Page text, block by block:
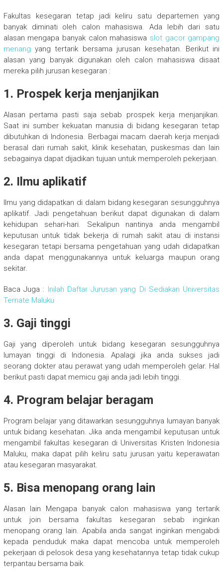
Fakultas kesegaran tetap jadi keliru satu departemen yang
banyak diminati oleh calon mahasiswa. Ada lebih dari satu
alasan mengapa banyak calon mahasiswa slot gacor gampang
menang yang tertarik bersama jurusan kesehatan. Berikut ini
alasan yang banyak digunakan oleh calon mahasiswa disaat
mereka pilih jurusan kesegaran :
1. Prospek kerja menjanjikan
Alasan pertama pasti saja sebab prospek kerja menjanjikan.
Saat ini sumber kekuatan manusia di bidang kesegaran tetap
dibutuhkan di Indonesia. Berbagai macam daerah kerja menjadi
berasal dari rumah sakit, klinik kesehatan, puskesmas dan lain
sebagainya dapat dijadikan tujuan untuk memperoleh pekerjaan.
2. Ilmu aplikatif
Ilmu yang didapatkan di dalam bidang kesegaran sesungguhnya
aplikatif. Jadi pengetahuan berikut dapat digunakan di dalam
kehidupan sehari-hari. Sekalipun nantinya anda mengambil
keputusan untuk tidak bekerja di rumah sakit atau di instansi
kesegaran tetapi bersama pengetahuan yang udah didapatkan
anda dapat menggunakannya untuk keluarga maupun orang
sekitar.
Baca Juga : Inilah Daftar Jurusan yang Di Sediakan Universitas
Ternate Maluku
3. Gaji tinggi
Gaji yang diperoleh untuk bidang kesegaran sesungguhnya
lumayan tinggi di Indonesia. Apalagi jika anda sukses jadi
seorang dokter atau perawat yang udah memperoleh gelar. Hal
berikut pasti dapat memicu gaji anda jadi lebih tinggi.
4. Program belajar beragam
Program belajar yang ditawarkan sesungguhnya lumayan banyak
untuk bidang kesehatan. Jika anda mengambil keputusan untuk
mengambil fakultas kesegaran di Universitas Kristen Indonesia
Maluku, maka dapat pilih keliru satu jurusan yaitu keperawatan
atau kesegaran masyarakat.
5. Bisa menopang orang lain
Alasan lain Mengapa banyak calon mahasiswa yang tertarik
untuk join bersama fakultas kesegaran sebab inginkan
menopang orang lain. Apabila anda sangat inginkan mengabdi
kepada penduduk maka dapat mencoba untuk memperoleh
pekerjaan di pelosok desa yang kesehatannya tetap tidak cukup
terpantau bersama baik.